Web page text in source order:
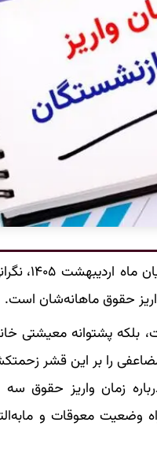
با نزدیک
حقوق ماهانه‌شان است.
بلکه پشتوانه معیشتی
را بر این قشر
زمان واریز حقوق سه
وضعیت معوقات و